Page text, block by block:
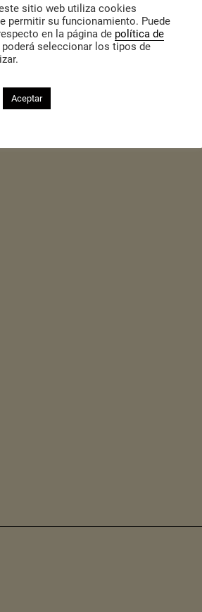
sitio web utiliza cookies
permitir su funcionamiento. Puede
en la página de política de
seleccionar los tipos de
Aceptar